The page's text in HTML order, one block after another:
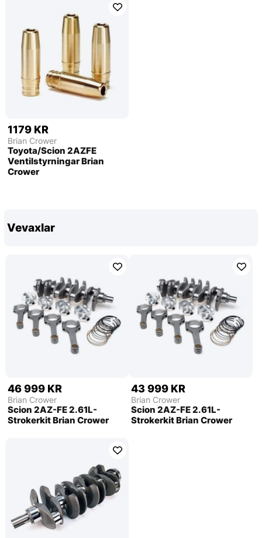
1179 KR
Brian Crower
Toyota/Scion 2AZFE
Ventilstyrningar Brian
Crower
Vevaxlar
46 999 KR
Brian Crower
Scion 2AZ-FE 2.61L-
Strokerkit Brian Crower
43 999 KR
Brian Crower
Scion 2AZ-FE 2.61L-
Strokerkit Brian Crower